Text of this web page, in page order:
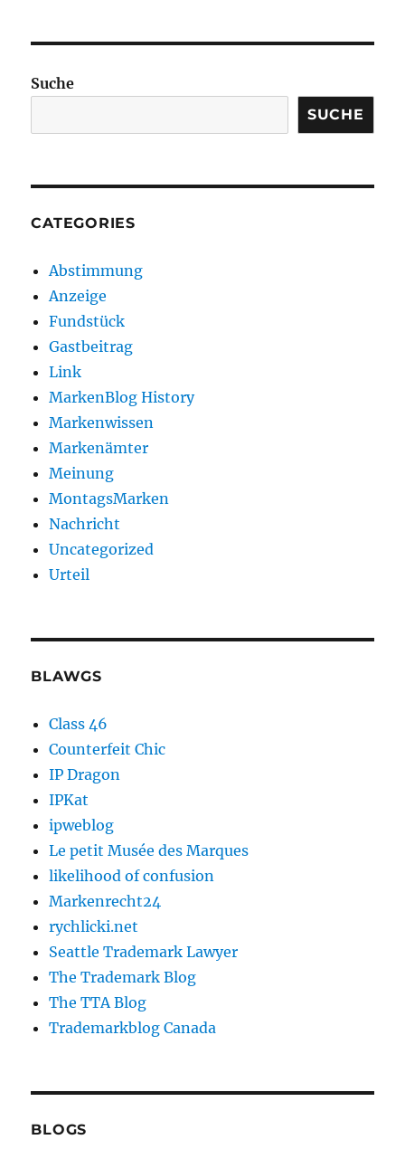
Suche
SUCHE
CATEGORIES
Abstimmung
Anzeige
Fundstück
Gastbeitrag
Link
MarkenBlog History
Markenwissen
Markenämter
Meinung
MontagsMarken
Nachricht
Uncategorized
Urteil
BLAWGS
Class 46
Counterfeit Chic
IP Dragon
IPKat
ipweblog
Le petit Musée des Marques
likelihood of confusion
Markenrecht24
rychlicki.net
Seattle Trademark Lawyer
The Trademark Blog
The TTA Blog
Trademarkblog Canada
BLOGS